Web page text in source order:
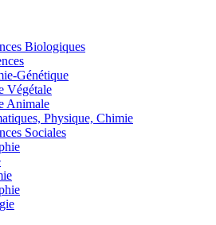
Biologiques
Génétique
Végétale
Animale
Physique, Chimie
Sociales